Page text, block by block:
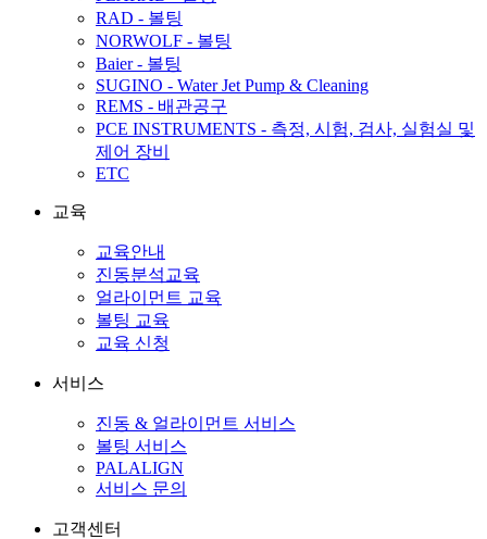
RAD - 볼팅
NORWOLF - 볼팅
Baier - 볼팅
SUGINO - Water Jet Pump & Cleaning
REMS - 배관공구
PCE INSTRUMENTS - 측정, 시험, 검사, 실험실 및
제어 장비
ETC
교육
교육안내
진동분석교육
얼라이먼트 교육
볼팅 교육
교육 신청
서비스
진동 & 얼라이먼트 서비스
볼팅 서비스
PALALIGN
서비스 문의
고객센터